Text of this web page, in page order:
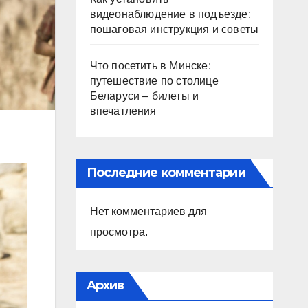
видеонаблюдение в подъезде:
пошаговая инструкция и советы
Что посетить в Минске:
путешествие по столице
Беларуси – билеты и
впечатления
Последние комментарии
Нет комментариев для
просмотра.
Архив